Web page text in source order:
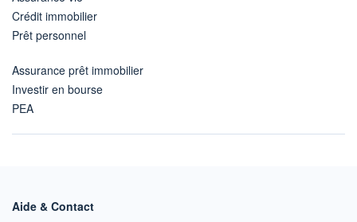
Crédit immobilier
Prêt personnel
Assurance prêt immobilier
Investir en bourse
PEA
Aide & Contact